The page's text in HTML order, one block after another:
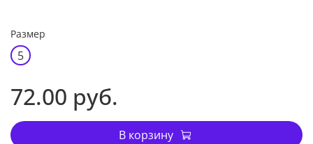
Размер
5
72.00 руб.
В корзину